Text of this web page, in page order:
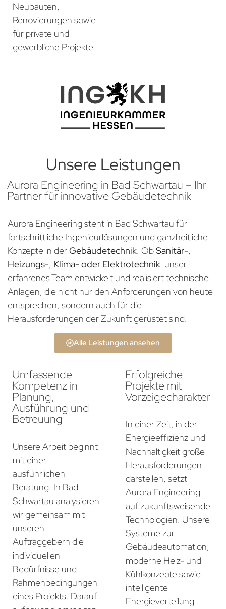
Neubauten,
Renovierungen sowie
für private und
gewerbliche Projekte.
Unsere Leistungen
Aurora Engineering in Bad Schwartau – Ihr
Partner für innovative Gebäudetechnik
Aurora Engineering steht in Bad Schwartau für
fortschrittliche Ingenieurlösungen und ganzheitliche
Konzepte in derGebäudetechnik. ObSanitär-,
Heizungs-, Klima- oder Elektrotechnik unser
erfahrenes Team entwickelt und realisiert technische
Anlagen, die nicht nur den Anforderungen von heute
entsprechen, sondern auch für die
Herausforderungen der Zukunft gerüstet sind.
Alle Leistungen ansehen
Umfassende
Kompetenz in
Planung,
Ausführung und
Betreuung
Unsere Arbeit beginnt
mit einer
ausführlichen
Beratung. In Bad
Schwartau analysieren
wir gemeinsam mit
unseren
Auftraggebern die
individuellen
Bedürfnisse und
Rahmenbedingungen
eines Projekts. Darauf
Erfolgreiche
Projekte mit
Vorzeigecharakter
In einer Zeit, in der
Energieeffizienz und
Nachhaltigkeit große
Herausforderungen
darstellen, setzt
Aurora Engineering
auf zukunftsweisende
Technologien. Unsere
Systeme zur
Gebäudeautomation,
moderne Heiz- und
Kühlkonzepte sowie
intelligente
Energieverteilung